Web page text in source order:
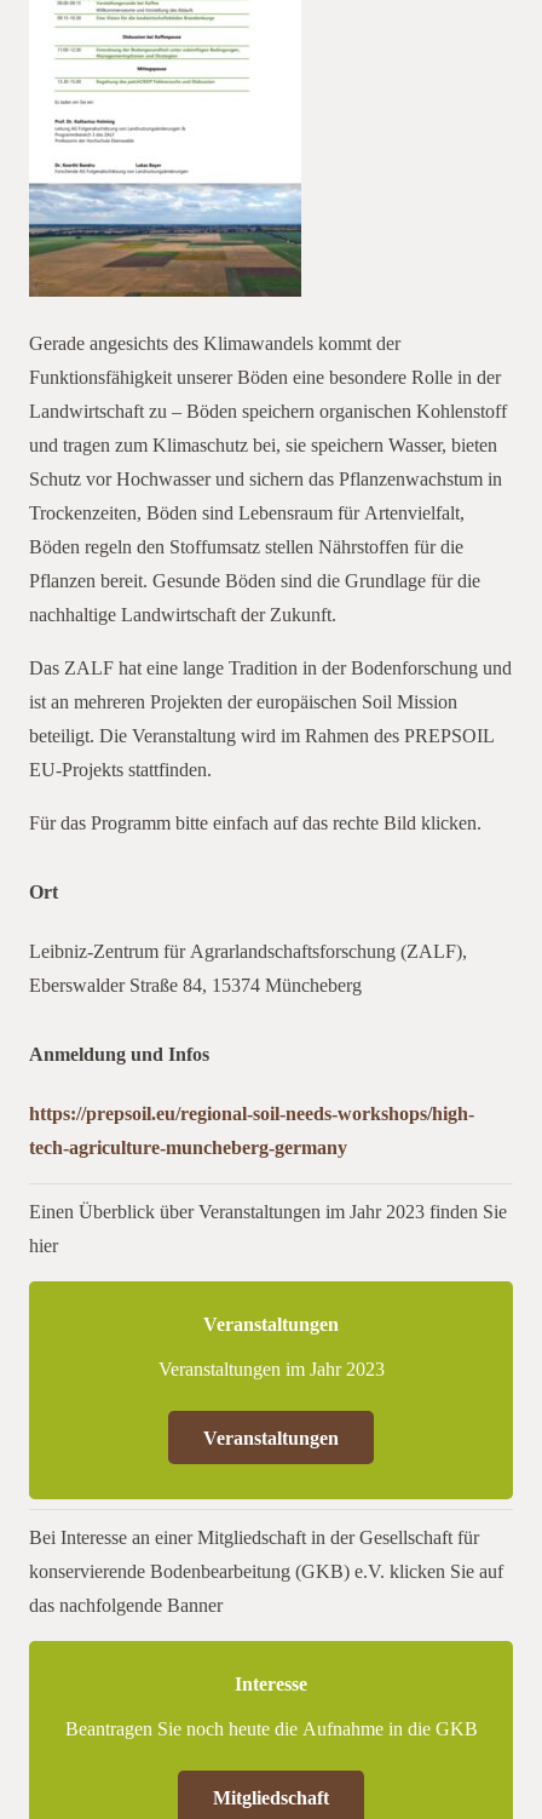
Gerade angesichts des Klimawandels kommt der
Funktionsfähigkeit unserer Böden eine besondere Rolle inder
Landwirtschaft zu –Böden speichern organischen Kohlenstoff
und tragen zum Klimaschutz bei, siespeichern Wasser, bieten
Schutz vor Hochwasser und sichern das Pflanzenwachstum in
Trockenzeiten, Böden sind Lebensraum für Artenvielfalt,
Böden regeln den Stoffumsatz stellen Nährstoffen für die
Pflanzenbereit. Gesunde Böden sind die Grundlage für die
nachhaltige Landwirtschaft der Zukunft.
Das ZALF hat eine lange Tradition in der Bodenforschung und
ist an mehreren Projekten der europäischen Soil Mission
beteiligt. Die Veranstaltung wird im Rahmen des PREPSOIL
EU-Projekts stattfinden.
Für das Programm bitte einfach auf das rechte Bild klicken.
Ort
Leibniz-Zentrum für Agrarlandschaftsforschung (ZALF),
Eberswalder Straße 84, 15374 Müncheberg
Anmeldung und Infos
https://prepsoil.eu/regional-soil-needs-workshops/high-
tech-agriculture-muncheberg-germany
Einen Überblick über Veranstaltungen im Jahr 2023 finden Sie
hier
Veranstaltungen
Veranstaltungen im Jahr 2023
Veranstaltungen
Bei Interesse an einer Mitgliedschaft in der Gesellschaft für
konservierende Bodenbearbeitung (GKB) e.V. klicken Sie auf
das nachfolgende Banner
Interesse
Beantragen Sie noch heute die Aufnahme in die GKB
Mitgliedschaft